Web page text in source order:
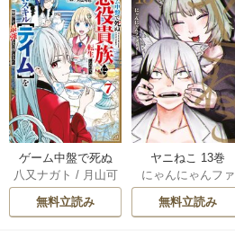
ゲーム中盤で死ぬ
悪役貴族に転生し
たので、外れスキ
ル【テイム】を駆
八又ナガト / 月山可
也
無料立読み
ヤニねこ 13巻
にゃんにゃんファ
クトリー
無料立読み